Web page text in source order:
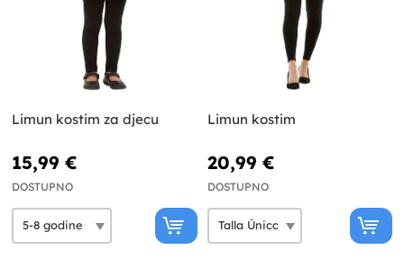
Limun kostim za djecu
15,99 €
DOSTUPNO
Limun kostim
20,99 €
DOSTUPNO